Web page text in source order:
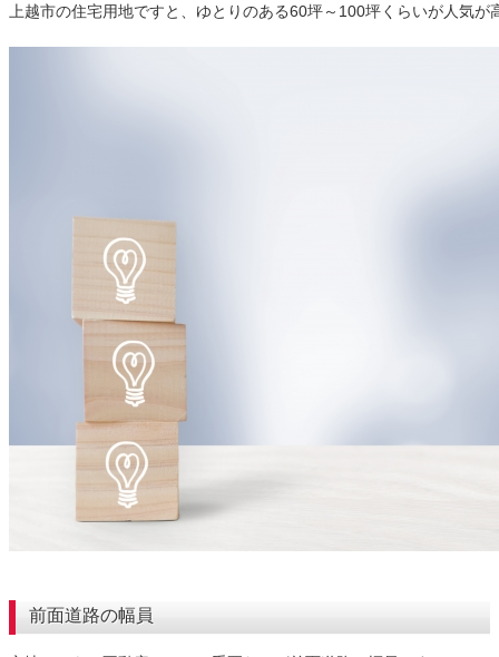
上越市の住宅用地ですと、ゆとりのある60坪～100坪くらいが人気
前面道路の幅員